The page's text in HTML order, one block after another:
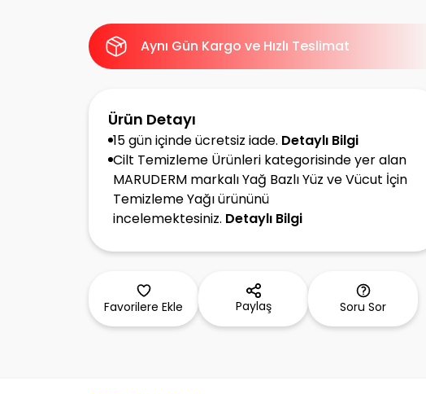
Aynı Gün Kargo ve Hızlı Teslimat
Ürün Detayı
15 gün içinde ücretsiz iade. Detaylı Bilgi
Cilt Temizleme Ürünleri kategorisinde yer alan
MARUDERM markalı Yağ Bazlı Yüz ve Vücut İçin
Temizleme Yağı ürününü
incelemektesiniz. Detaylı Bilgi
Favorilere Ekle Paylaş Soru Sor